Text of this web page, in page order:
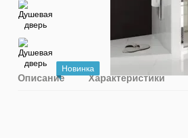
Новинка
Описание Характеристики